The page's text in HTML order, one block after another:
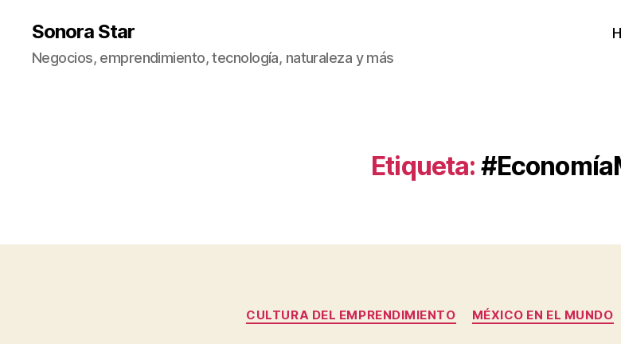
Sonora Star
Negocios, emprendimiento, tecnología, naturaleza y más
Etiqueta:
Categorías
CULTURA DEL EMPRENDIMIENTO MÉXICO EN EL MUNDO